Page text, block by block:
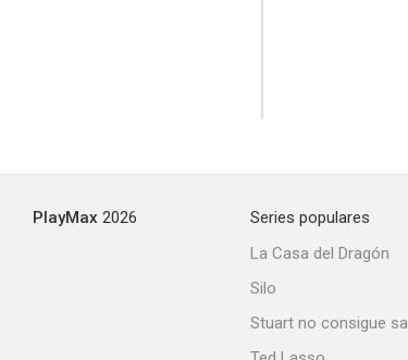
PlayMax 2026
Series populares
La Casa del Dragón
Silo